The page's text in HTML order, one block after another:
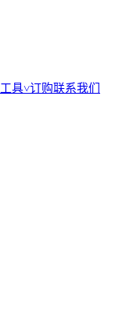
工具˅订购联系我们